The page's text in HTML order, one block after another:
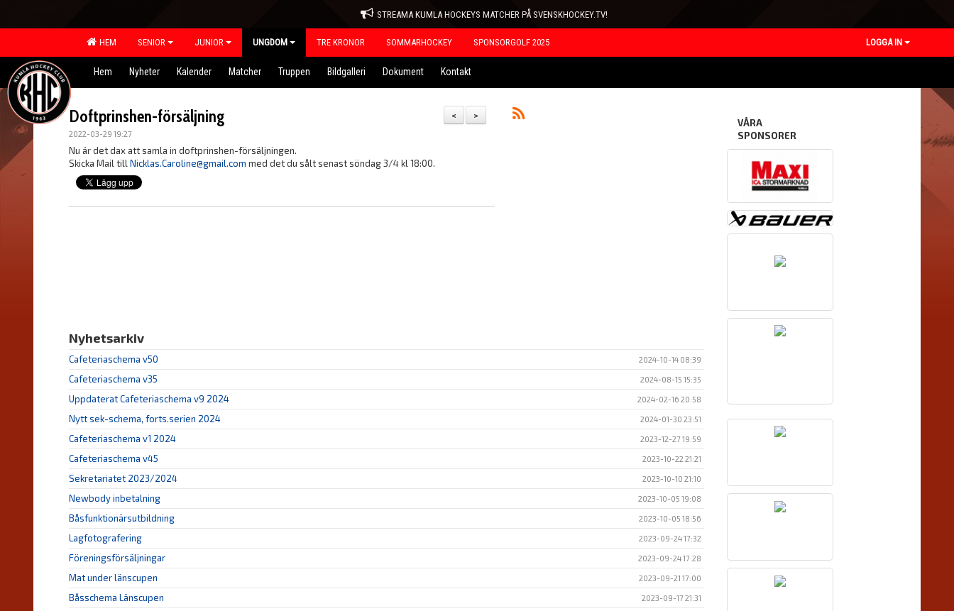
STREAMA KUMLA HOCKEYS MATCHER PÅ SVENSKHOCKEY.TV!
HEM SENIOR JUNIOR UNGDOM TRE KRONOR SOMMARHOCKEY SPONSORGOLF 2025 LOGGA IN
Hem Nyheter Kalender Matcher Truppen Bildgalleri Dokument Kontakt
>
<
Doftprinshen-försäljning
2022-03-29 19:27
Nu är det dax att samla in doftprinshen-försäljningen.
Skicka Mail till Nicklas.Caroline@gmail.com med det du sålt senast söndag 3/4 kl 18:00.
Nyhetsarkiv
Cafeteriaschema v50 2024-10-14 08:39
Cafeteriaschema v35 2024-08-15 15:35
Uppdaterat Cafeteriaschema v9 2024 2024-02-16 20:58
Nytt sek-schema, forts.serien 2024 2024-01-30 23:51
Cafeteriaschema v1 2024 2023-12-27 19:59
Cafeteriaschema v45 2023-10-22 21:21
Sekretariatet 2023/2024 2023-10-10 21:10
Newbody inbetalning 2023-10-05 19:08
Båsfunktionärsutbildning 2023-10-05 18:56
Lagfotografering 2023-09-24 17:32
Föreningsförsäljningar 2023-09-24 17:28
Mat under länscupen 2023-09-21 17:00
Båsschema Länscupen 2023-09-17 21:31
VÅRA
SPONSORER